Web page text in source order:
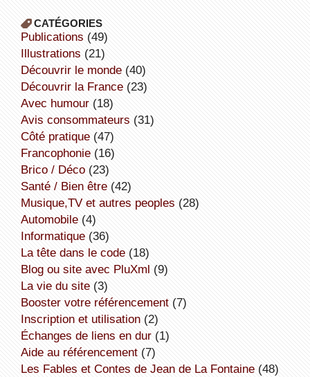
CATÉGORIES
publications (49)
illustrations (21)
découvrir le monde(40)
découvrir la France(23)
avec humour(18)
avis consommateurs (31)
côté pratique(47)
Francophonie(16)
Brico / Déco(23)
Santé / Bien être(42)
Musique,TV et autres peoples (28)
Automobile(4)
informatique(36)
la tête dans le code(18)
Blog ou site avec PluXml (9)
la vie du site(3)
booster votre référencement(7)
inscription et utilisation(2)
échanges de liens en dur(1)
aide au référencement(7)
Les Fables et Contes de Jean de La Fontaine(48)